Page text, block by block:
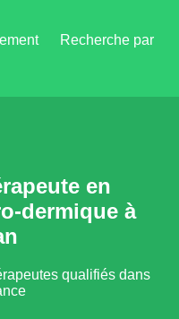
Recherche par
en
dermique à
qualifiés dans